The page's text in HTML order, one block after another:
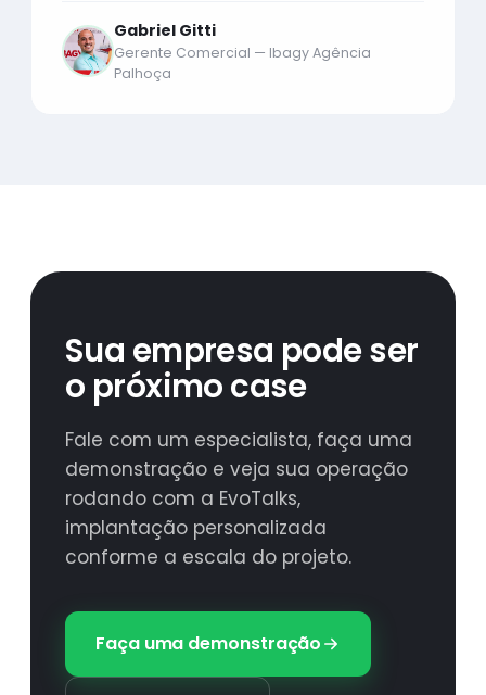
Gabriel Gitti
Gerente Comercial — Ibagy Agência
Palhoça
Sua empresa pode ser
o próximo case
Fale com um especialista, faça uma
demonstração e veja sua operação
rodando com a EvoTalks,
implantação personalizada
conforme a escala do projeto.
Faça uma demonstração